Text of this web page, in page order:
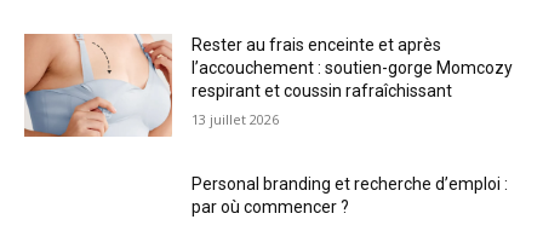
Rester au frais enceinte et après
l’accouchement : soutien-gorge Momcozy
respirant et coussin rafraîchissant
13 juillet 2026
Personal branding et recherche d’emploi :
par où commencer ?